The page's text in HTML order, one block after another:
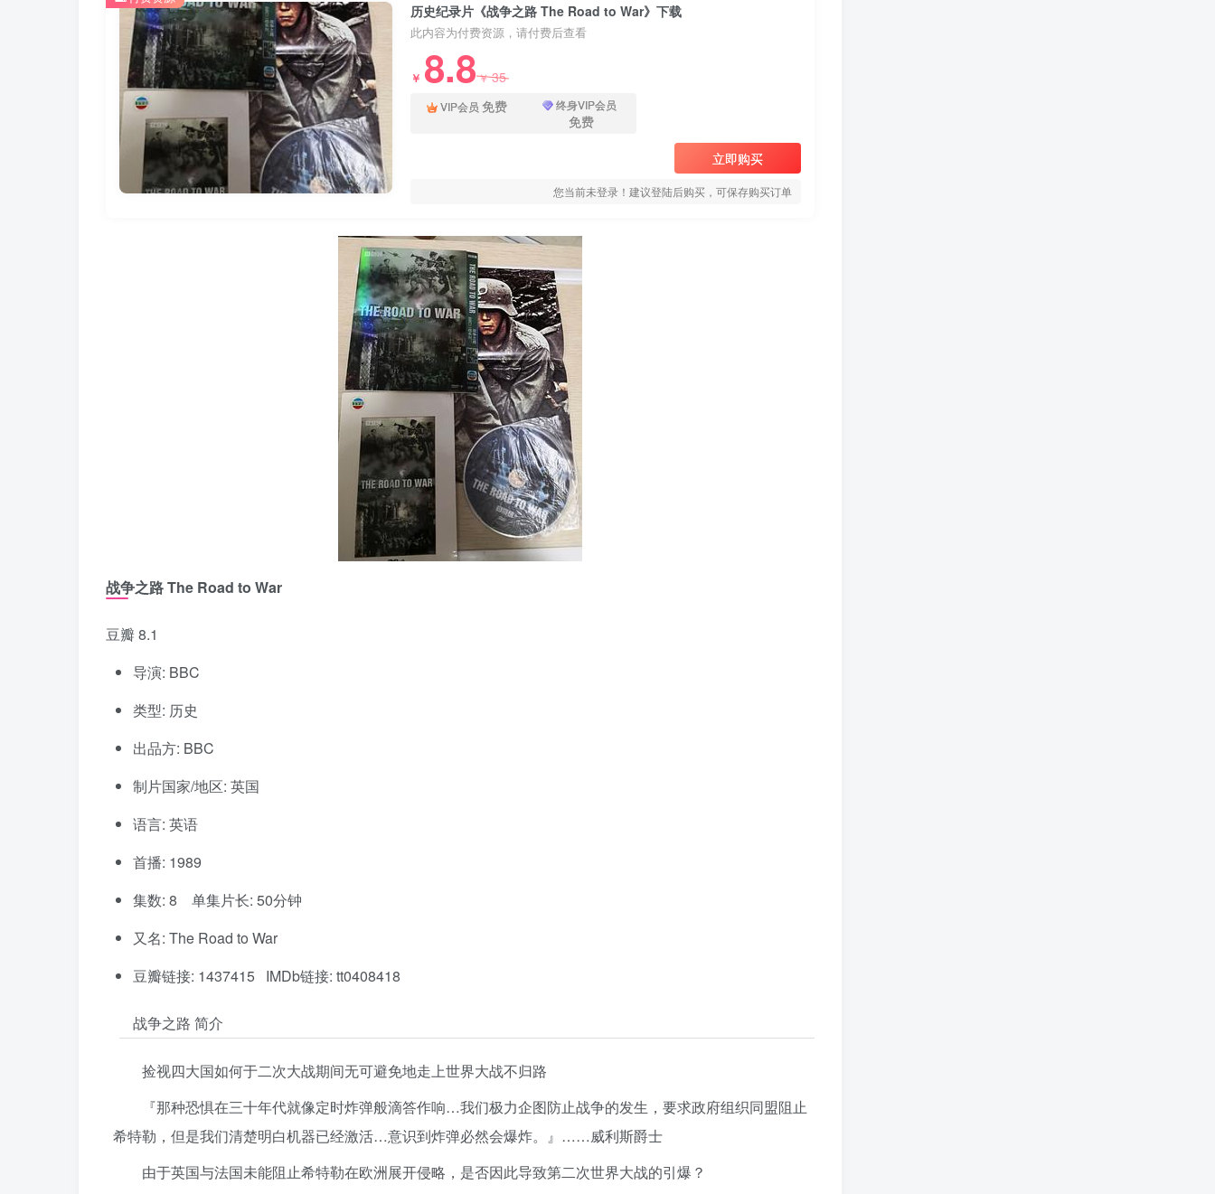
历史纪录片《战争之路 The Road to War》下载
此内容为付费资源，请付费后查看
￥ 8.8￥35
VIP会员 免费 终身VIP会员
免费
立即购买
您当前未登录！建议登陆后购买，可保存购买订单
战争之路 The Road to War
豆瓣 8.1
导演: BBC
类型: 历史
出品方: BBC
制片国家/地区: 英国
语言: 英语
首播: 1989
集数: 8 单集片长: 50分钟
又名: The Road to War
豆瓣链接: 1437415 IMDb链接: tt0408418
战争之路 简介
捡视四大国如何于二次大战期间无可避免地走上世界大战不归路
『那种恐惧在三十年代就像定时炸弹般滴答作响…我们极力企图防止战争的发生，要求政府组织同盟阻止
希特勒，但是我们清楚明白机器已经激活…意识到炸弹必然会爆炸。』……威利斯爵士
由于英国与法国未能阻止希特勒在欧洲展开侵略，是否因此导致第二次世界大战的引爆？